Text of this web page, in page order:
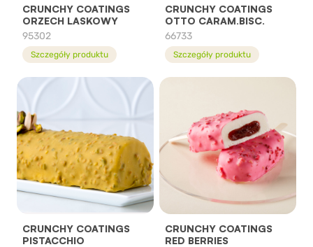
CRUNCHY COATINGS
ORZECH LASKOWY
95302
Szczegóły produktu
CRUNCHY COATINGS
OTTO CARAM.BISC.
66733
Szczegóły produktu
CRUNCHY COATINGS
PISTACCHIO
CRUNCHY COATINGS
RED BERRIES